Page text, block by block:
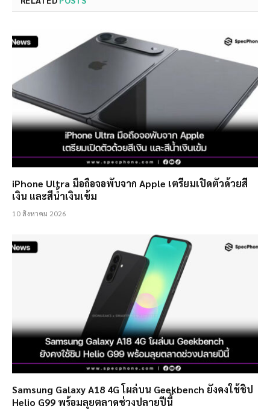
iPhone Ultra มือถือจอพับจาก Apple เตรียมเปิดตัวด้วยสี
เงิน และสีน้ำเงินเข้ม
10 สิงหาคม 2026
Samsung Galaxy A18 4G โผล่บน Geekbench ยังคงใช้ชิป
Helio G99 พร้อมลุยตลาดช่วงปลายปีนี้